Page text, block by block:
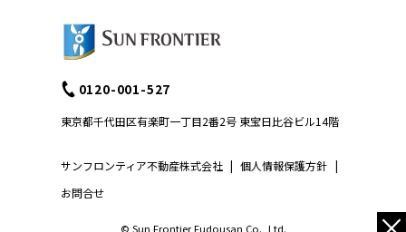
サンフロンティア不動産株式会社 | 個人情報保護方針 |
お問合せ
0120-001-527
東京都千代田区有楽町一丁目2番2号 東宝日比谷ビル14階
© Sun Frontier Fudousan Co., Ltd.